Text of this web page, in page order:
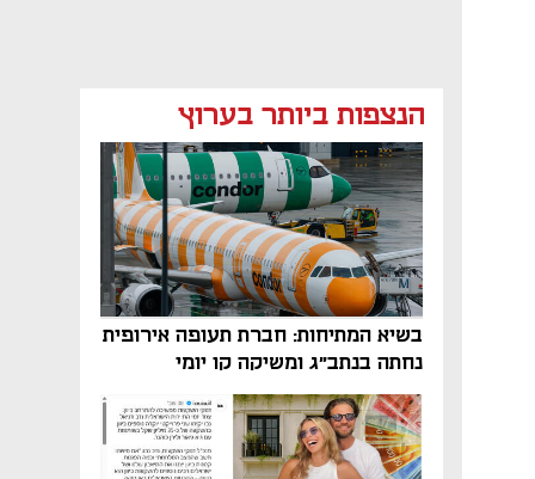
הנצפות ביותר בערוץ
בשיא המתיחות: חברת תעופה אירופית
נחתה בנתב"ג ומשיקה קו יומי